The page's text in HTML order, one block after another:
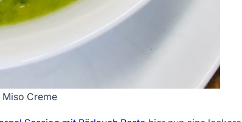
Miso Creme